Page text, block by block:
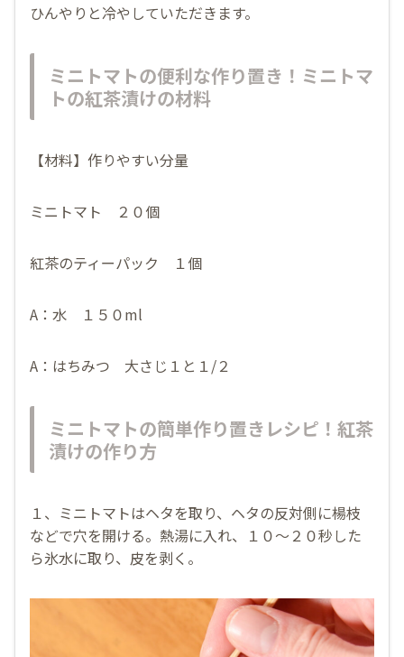
ひんやりと冷やしていただきます。
ミニトマトの便利な作り置き！ミニトマ
トの紅茶漬けの材料
【材料】作りやすい分量
ミニトマト ２０個
紅茶のティーパック １個
A：水 １５０ml
A：はちみつ 大さじ１と１/２
ミニトマトの簡単作り置きレシピ！紅茶
漬けの作り方
１、ミニトマトはヘタを取り、ヘタの反対側に楊枝
などで穴を開ける。熱湯に入れ、１０〜２０秒した
ら氷水に取り、皮を剥く。